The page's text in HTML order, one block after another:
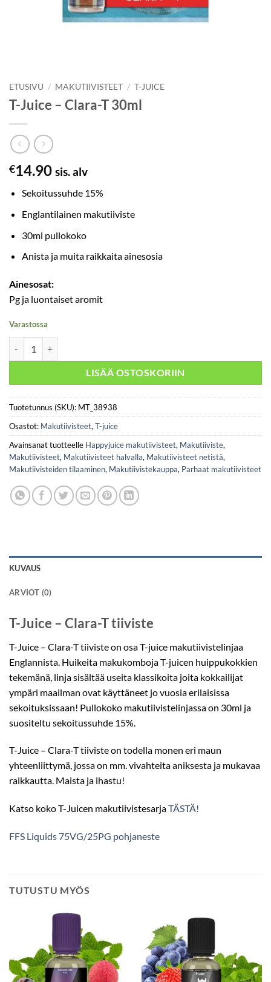
ETUSIVU / MAKUTIIVISTEET / T-JUICE
T-Juice – Clara-T 30ml
€14.90 sis. alv
Sekoitussuhde 15%
Englantilainen makutiiviste
30ml pullokoko
Anista ja muita raikkaita ainesosia
Ainesosat:
Pg ja luontaiset aromit
Varastossa
LISÄÄ OSTOSKORIIN
Tuotetunnus (SKU): MT_38938
Osastot: Makutiivisteet, T-juice
Avainsanat tuotteelle Happyjuice makutiivisteet, Makutiiviste,
Makutiivisteet, Makutiivisteet halvalla, Makutiivisteet netistä,
Makutiivisteiden tilaaminen, Makutiivistekauppa, Parhaat makutiivisteet
KUVAUS
ARVIOT (0)
T-Juice – Clara-T tiiviste
T-Juice – Clara-T tiiviste on osa T-juice makutiivistelinjaa
Englannista. Huikeita makukomboja T-juicen huippukokkien
tekemänä, linja sisältää useita klassikoita joita kokkailijat
ympäri maailman ovat käyttäneet jo vuosia erilaisissa
sekoituksissaan! Pullokoko makutiivistelinjassa on 30ml ja
suositeltu sekoitussuhde 15%.
T-Juice – Clara-T tiiviste on todella monen eri maun
yhteenliittymä, jossa on mm. vivahteita aniksesta ja mukavaa
raikkautta. Maista ja ihastu!
Katso koko T-Juicen makutiivistesarjaTÄSTÄ!
FFS Liquids 75VG/25PG pohjaneste
TUTUSTU MYÖS